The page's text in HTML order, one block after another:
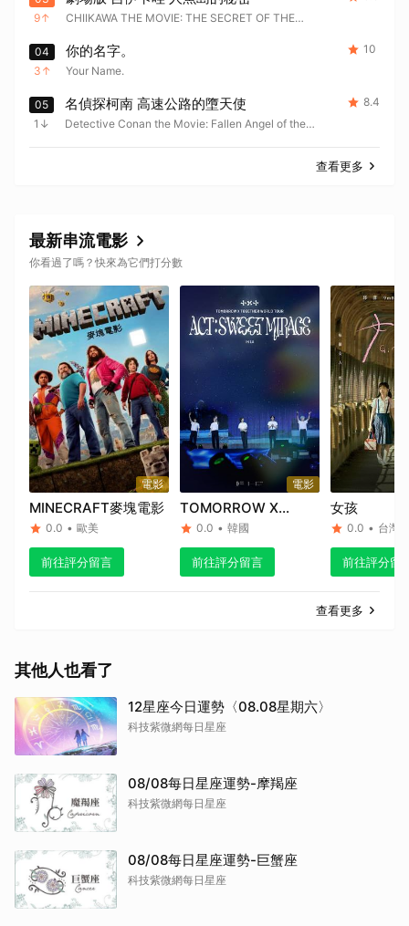
9
CHIIKAWA THE MOVIE: THE SECRET OF THE
04
3
你的名字。
Your Name.
10
05
1
名偵探柯南 高速公路的墮天使
Detective Conan the Movie: Fallen Angel of the
8.4
查看更多
最新串流電影
你看過了嗎？快來為它們打分數
電影
MINECRAFT麥塊電影
0.0 • 歐美
前往評分留言
電影
TOMORROW X
TOGETHER ACT:
SWEET MIRAGE in
LA
0.0 • 韓國
前往評分留言
女孩
0.0 • 台灣
前往評分留
查看更多
其他人也看了
12星座今日運勢〈08.08星期六〉
科技紫微網每日星座
08/08每日星座運勢-摩羯座
科技紫微網每日星座
08/08每日星座運勢-巨蟹座
科技紫微網每日星座